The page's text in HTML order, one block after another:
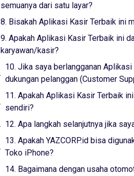
semuanya dari satu layar?
8. Bisakah Aplikasi Kasir Terbaik ini
9. Apakah Aplikasi Kasir Terbaik ini
karyawan/kasir?
10. Jika saya berlangganan Aplikasi
dukungan pelanggan (Customer
11. Apakah Aplikasi Kasir Terbaik
sendiri?
12. Apa langkah selanjutnya jika
13. Apakah YAZCORP.id bisa
Toko iPhone?
14. Bagaimana dengan usaha